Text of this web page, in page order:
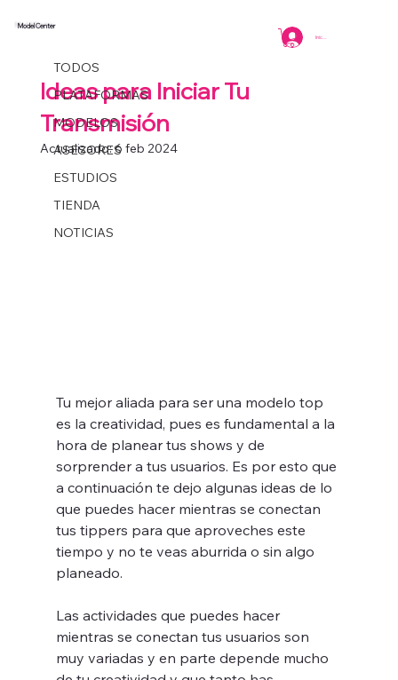
Iniciar sesión
Model Center
TODOS
PLATAFORMAS
MODELOS
ASESORES
ESTUDIOS
TIENDA
NOTICIAS
TODOS
Ideas para Iniciar Tu
Transmisión
Coordinacion
Actualizado:6 feb 2024
Tu mejor aliada para ser una modelo top
es la creatividad, pues es fundamental a la
hora de planear tus shows y de
sorprender a tus usuarios. Es por esto que
a continuación te dejo algunas ideas de lo
que puedes hacer mientras se conectan
tus tippers para que aproveches este
tiempo y no te veas aburrida o sin algo
planeado.
Las actividades que puedes hacer
mientras se conectan tus usuarios son
muy variadas y en parte depende mucho